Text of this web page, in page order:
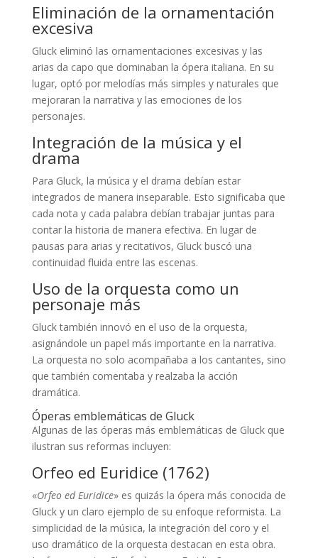
Eliminación de la ornamentación
excesiva
Gluck eliminó las ornamentaciones excesivas y las
arias da capo que dominaban la ópera italiana. En su
lugar, optó por melodías más simples y naturales que
mejoraran la narrativa y las emociones de los
personajes.
Integración de la música y el
drama
Para Gluck, la música y el drama debían estar
integrados de manera inseparable. Esto significaba que
cada nota y cada palabra debían trabajar juntas para
contar la historia de manera efectiva. En lugar de
pausas para arias y recitativos, Gluck buscó una
continuidad fluida entre las escenas.
Uso de la orquesta como un
personaje más
Gluck también innovó en el uso de la orquesta,
asignándole un papel más importante en la narrativa.
La orquesta no solo acompañaba a los cantantes, sino
que también comentaba y realzaba la acción
dramática.
Óperas emblemáticas de Gluck
Algunas de las óperas más emblemáticas de Gluck que
ilustran sus reformas incluyen:
Orfeo ed Euridice (1762)
«Orfeo ed Euridice» es quizás la ópera más conocida de
Gluck y un claro ejemplo de su enfoque reformista. La
simplicidad de la música, la integración del coro y el
uso dramático de la orquesta destacan en esta obra.